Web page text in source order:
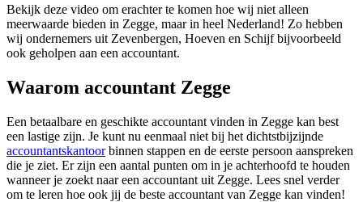
Bekijk deze video om erachter te komen hoe wij niet alleen
meerwaarde bieden in Zegge, maar in heel Nederland! Zo hebben
wij ondernemers uit Zevenbergen, Hoeven en Schijf bijvoorbeeld
ook geholpen aan een accountant.
Waarom accountant Zegge
Een betaalbare en geschikte accountant vinden in Zegge kan best
een lastige zijn. Je kunt nu eenmaal niet bij het dichtstbijzijnde
accountantskantoorbinnen stappen en de eerste persoon aanspreken
die je ziet. Er zijn een aantal punten om in je achterhoofd te houden
wanneer je zoekt naar een accountant uit Zegge. Lees snel verder
om te leren hoe ook jij de beste accountant van Zegge kan vinden!